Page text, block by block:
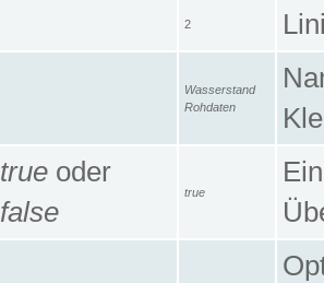
2
Wasserstand
Rohdaten
true oder
false
true